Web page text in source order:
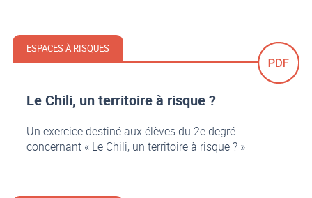
ESPACES À RISQUES
Le Chili, un territoire à risque ?
Un exercice destiné aux élèves du 2e degré
concernant « Le Chili, un territoire à risque ? »